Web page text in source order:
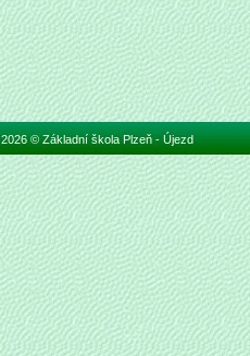
2026 © Základní škola Plzeň - Újezd